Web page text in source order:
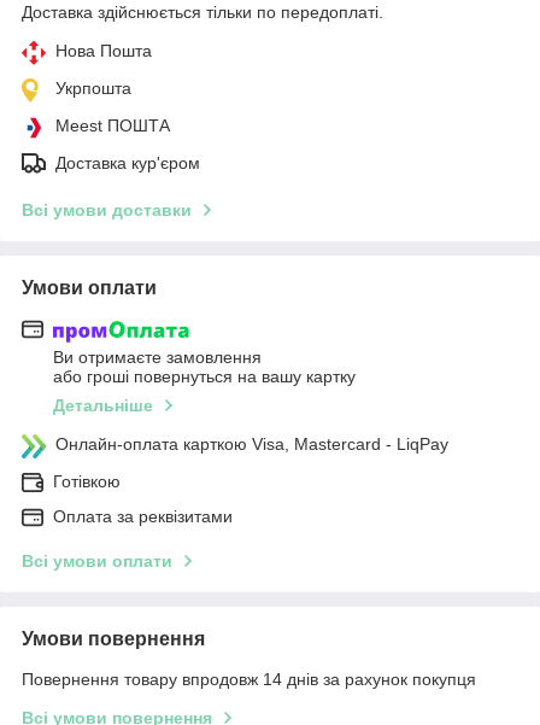
Доставка здійснюється тільки по передоплаті.
Нова Пошта
Укрпошта
Meest ПОШТА
Доставка кур'єром
Всі умови доставки
Умови оплати
Ви отримаєте замовлення
або гроші повернуться на вашу картку
Детальніше
Онлайн-оплата карткою Visa, Mastercard - LiqPay
Готівкою
Оплата за реквізитами
Всі умови оплати
Умови повернення
Повернення товару впродовж 14 днів за рахунок покупця
Всі умови повернення